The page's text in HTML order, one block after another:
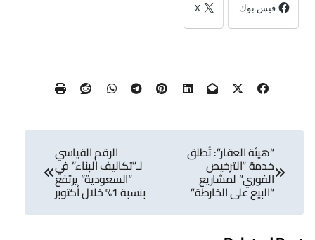
فيس بوك X
تصفّح
المقالات
“هيئة العقار”: تُطلق
خدمة “الترخيص
الفوري” لمشاريع
“البيع على الخارطة”
الرقم القياسي
لـ”تكاليف البناء” في
“السعودية” يرتفع
بنسبة 1% خلال أكتوبر